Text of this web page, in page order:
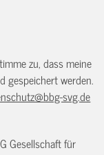
zu, dass meine
gespeichert werden.
svg.de
Gesellschaft für